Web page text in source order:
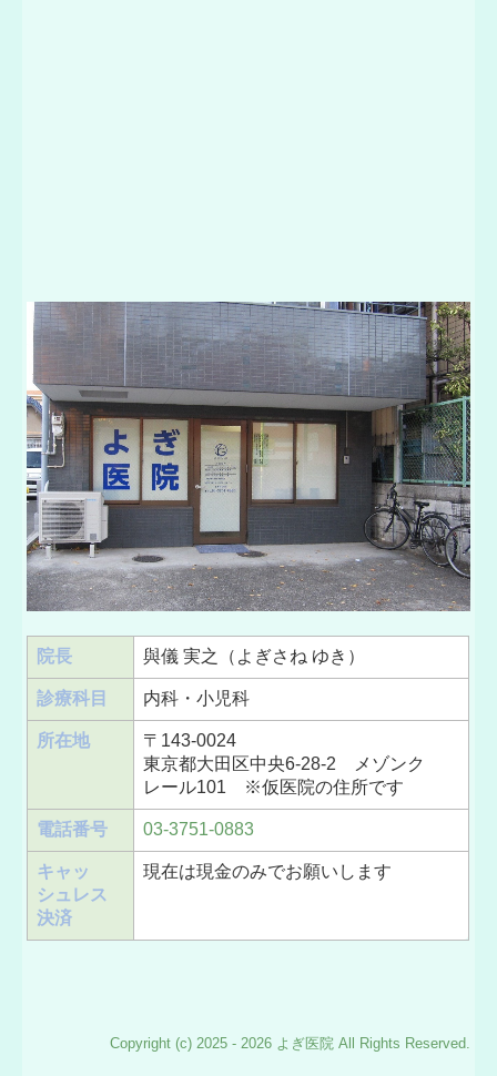
院長 與儀 実之（よぎさね ゆき）
診療科目 内科・小児科
所在地
〒143-0024
東京都大田区中央6-28-2 メゾンク
レール101 ※仮医院の住所です
電話番号 03-3751-0883
キャッ
シュレス
決済
現在は現金のみでお願いします
Copyright (c) 2025 - 2026 よぎ医院 All Rights Reserved.